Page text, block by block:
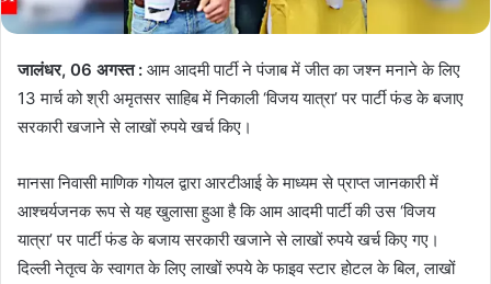
जालंधर, 06 अगस्त : आम आदमी पार्टी ने पंजाब में जीत का जश्न मनाने के लिए
13 मार्च को श्री अमृतसर साहिब में निकाली ‘विजय यात्रा’ पर पार्टी फंड के बजाए
सरकारी खजाने से लाखों रुपये खर्च किए।
मानसा निवासी माणिक गोयल द्वारा आरटीआई के माध्यम से प्राप्त जानकारी में
आश्चर्यजनक रूप से यह खुलासा हुआ है कि आम आदमी पार्टी की उस ‘विजय
यात्रा’ पर पार्टी फंड के बजाय सरकारी खजाने से लाखों रुपये खर्च किए गए।
दिल्ली नेतृत्व के स्वागत के लिए लाखों रुपये के फाइव स्टार होटल के बिल, लाखों